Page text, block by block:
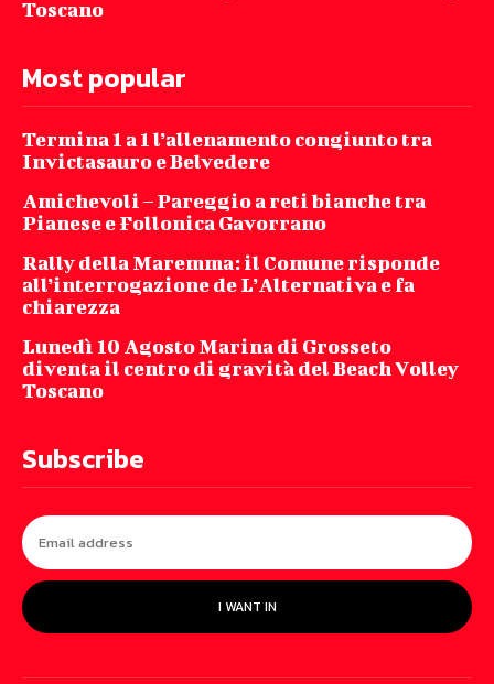
Toscano
Most popular
Termina 1 a 1 l’allenamento congiunto tra
Invictasauro e Belvedere
Amichevoli – Pareggio a reti bianche tra
Pianese e Follonica Gavorrano
Rally della Maremma: il Comune risponde
all’interrogazione de L’Alternativa e fa
chiarezza
Lunedì 10 Agosto Marina di Grosseto
diventa il centro di gravità del Beach Volley
Toscano
Subscribe
I WANT IN